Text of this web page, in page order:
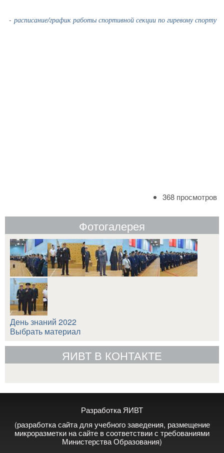
- расписание/график работы спортивной секции по гиревому спорту
368 просмотров
Фотогалерея
День знаний 2022
Выбрать материал
ЯИВТ В КОНТАКТЕ
Разработка ЯИВТ
(разработка сайта для учебного заведения, размещение
микроразметки на сайте в соответствии с требованиями
Министерства Образования)